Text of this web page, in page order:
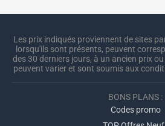
Les prix indiqués proviennent de sites
lorsqu'ils sont présents, peuvent
des 30 derniers jours, à un ancien prix
peuvent varier et sont soumis aux
BONS PLANS :
Codes promo